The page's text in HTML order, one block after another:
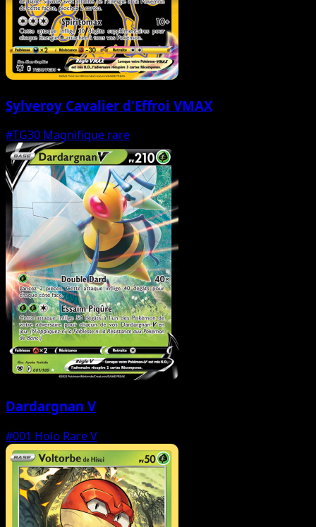
Sylveroy Cavalier d'Effroi VMAX
#TG30 Magnifique rare
Dardargnan V
#001 Holo Rare V